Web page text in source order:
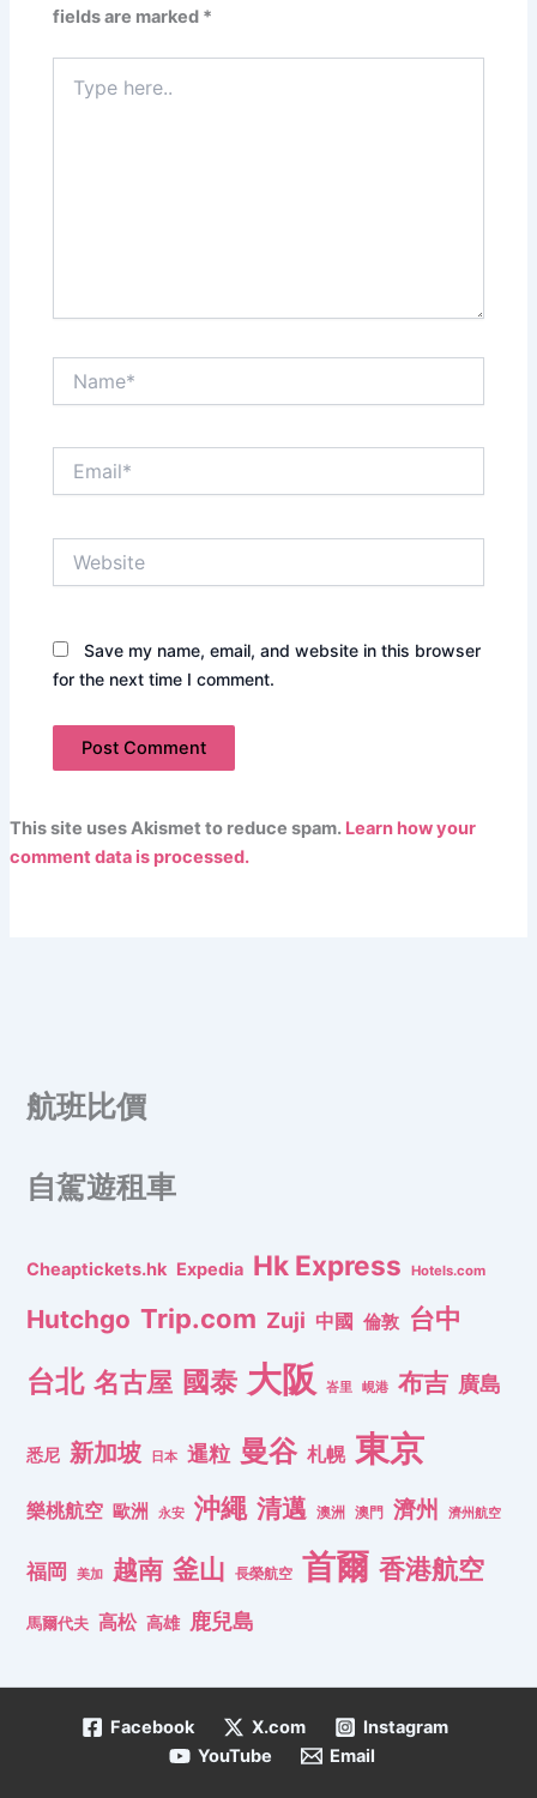
fields are marked *
here..
Save my name, email, and website in this browser
for the next time I comment.
This site uses Akismet to reduce spam. Learn how your
comment data is processed.
航班比價
自駕遊租車
Cheaptickets.hk Expedia Hk Express Hotels.com
Hutchgo Trip.com Zuji 中國 倫敦 台中
台北 名古屋 國泰 大阪 峇里 峴港 布吉 廣島
悉尼 新加坡 日本 暹粒 曼谷 札幌 東京
樂桃航空 歐洲 永安 沖繩 清邁 澳洲 澳門 濟州 濟州航空
福岡 美加 越南 釜山 長榮航空 首爾 香港航空
馬爾代夫 高松 高雄 鹿兒島
Facebook X.com
Instagram
YouTube
Email